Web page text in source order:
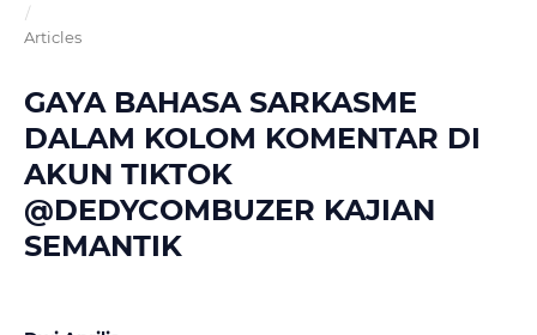
/
Articles
GAYA BAHASA SARKASME
DALAM KOLOM KOMENTAR DI
AKUN TIKTOK
@DEDYCOMBUZER KAJIAN
SEMANTIK